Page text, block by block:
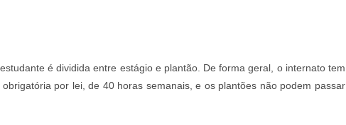
é dividida entre estágio e plantão. De forma geral, o internato tem
por lei, de 40 horas semanais, e os plantões não podem passar